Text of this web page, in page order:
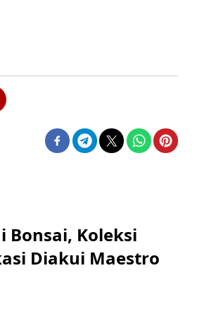
Bonsai, Koleksi
Diakui Maestro